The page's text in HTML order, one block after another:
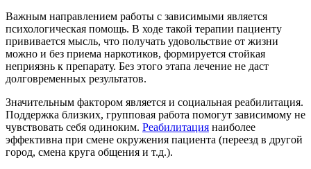
Важным направлением работы с зависимыми является
психологическая помощь. В ходе такой терапии пациенту
прививается мысль, что получать удовольствие от жизни
можно и без приема наркотиков, формируется стойкая
неприязнь к препарату. Без этого этапа лечение не даст
долговременных результатов.
Значительным фактором является и социальная реабилитация.
Поддержка близких, групповая работа помогут зависимому не
чувствовать себя одиноким. Реабилитация наиболее
эффективна при смене окружения пациента (переезд в другой
город, смена круга общения и т.д.).